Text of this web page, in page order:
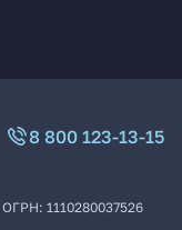
8 800 123-13-15
ОГРН: 1110280037526